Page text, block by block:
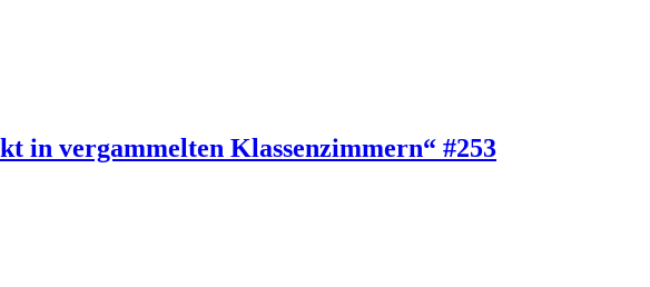
vergammelten Klassenzimmern“ #253